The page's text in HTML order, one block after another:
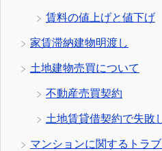
賃料の値上げと値下げ
家賃滞納建物明渡し
土地建物売買について
不動産売買契約
土地賃貸借契約で失敗
マンションに関するトラ